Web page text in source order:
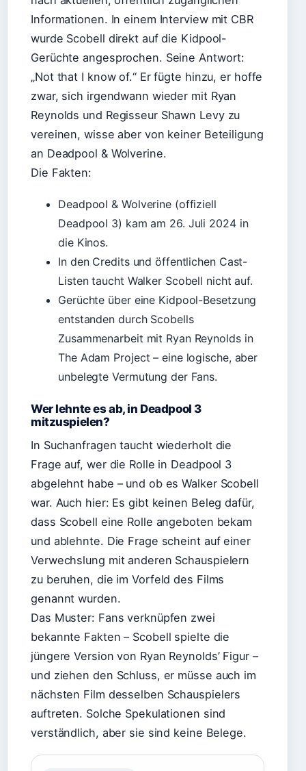
Informationen. In einem Interview mit CBR
wurde Scobell direkt auf die Kidpool-
Gerüchte angesprochen. Seine Antwort:
„Not that I know of.“ Er fügte hinzu, er hoffe
zwar, sich irgendwann wieder mit Ryan
Reynolds und Regisseur Shawn Levy zu
vereinen, wisse aber von keiner Beteiligung
an Deadpool & Wolverine.
Die Fakten:
Deadpool & Wolverine (offiziell
Deadpool 3) kam am 26. Juli 2024 in
die Kinos.
In den Credits und öffentlichen Cast-
Listen taucht Walker Scobell nicht auf.
Gerüchte über eine Kidpool-Besetzung
entstanden durch Scobells
Zusammenarbeit mit Ryan Reynolds in
The Adam Project – eine logische, aber
unbelegte Vermutung der Fans.
Wer lehnte es ab, in Deadpool 3
mitzuspielen?
In Suchanfragen taucht wiederholt die
Frage auf, wer die Rolle in Deadpool 3
abgelehnt habe – und ob es Walker Scobell
war. Auch hier: Es gibt keinen Beleg dafür,
dass Scobell eine Rolle angeboten bekam
und ablehnte. Die Frage scheint auf einer
Verwechslung mit anderen Schauspielern
zu beruhen, die im Vorfeld des Films
genannt wurden.
Das Muster: Fans verknüpfen zwei
bekannte Fakten – Scobell spielte die
jüngere Version von Ryan Reynolds’ Figur –
und ziehen den Schluss, er müsse auch im
nächsten Film desselben Schauspielers
auftreten. Solche Spekulationen sind
verständlich, aber sie sind keine Belege.